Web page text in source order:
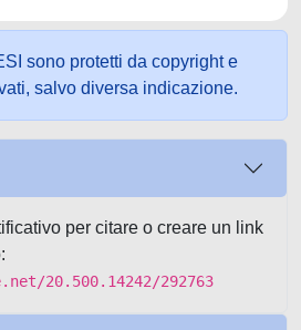
sono protetti da copyright e
salvo diversa indicazione.
per citare o creare un link
20.500.14242/292763